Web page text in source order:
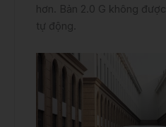
hơn. Bản 2.0 G không
tự động.